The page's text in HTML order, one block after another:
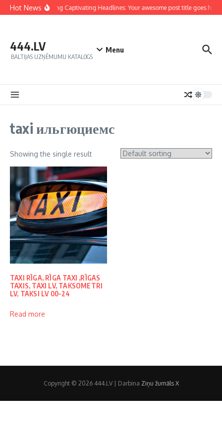
Hot NewsCrafting Captivating Headlines: Your awesome post title goes here
444.LV
BALTIJAS UZŅĒMUMU KATALOGS
Menu
taxi ильгюциемс
Showing the single result
TAXI RĪGA, RĪGA TAXI ,RĪGAS
TAXIS, TAXI LV, TAKSOMETRI
LV, TAKSI LV 00-24
Read more
Copyright © 2026 444.LV | Darbina Ziņu žurnāls X